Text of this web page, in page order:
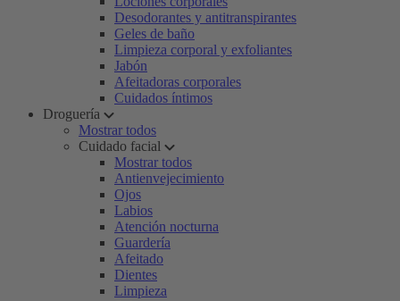
Desodorantes y antitranspirantes
Geles de baño
Limpieza corporal y exfoliantes
Jabón
Afeitadoras corporales
Cuidados íntimos
Droguería
Mostrar todos
Cuidado facial
Mostrar todos
Antienvejecimiento
Ojos
Labios
Atención nocturna
Guardería
Afeitado
Dientes
Limpieza